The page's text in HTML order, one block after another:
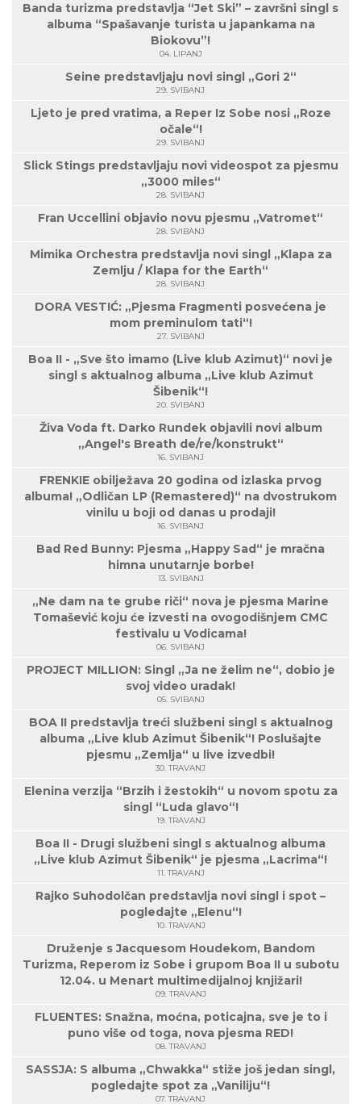
Banda turizma predstavlja “Jet Ski” – završni singl s
albuma “Spašavanje turista u japankama na
Biokovu”!
04. LIPANJ
Seine predstavljaju novi singl „Gori 2“
29. SVIBANJ
Ljeto je pred vratima, a Reper Iz Sobe nosi „Roze
očale“!
29. SVIBANJ
Slick Stings predstavljaju novi videospot za pjesmu
„3000 miles“
28. SVIBANJ
Fran Uccellini objavio novu pjesmu „Vatromet“
28. SVIBANJ
Mimika Orchestra predstavlja novi singl „Klapa za
Zemlju / Klapa for the Earth“
28. SVIBANJ
DORA VESTIĆ: „Pjesma Fragmenti posvećena je
mom preminulom tati“!
27. SVIBANJ
Boa II - „Sve što imamo (Live klub Azimut)“ novi je
singl s aktualnog albuma „Live klub Azimut
Šibenik“!
20. SVIBANJ
Živa Voda ft. Darko Rundek objavili novi album
„Angel's Breath de/re/konstrukt“
16. SVIBANJ
FRENKIE obilježava 20 godina od izlaska prvog
albuma! „Odličan LP (Remastered)“ na dvostrukom
vinilu u boji od danas u prodaji!
16. SVIBANJ
Bad Red Bunny: Pjesma „Happy Sad“ je mračna
himna unutarnje borbe!
13. SVIBANJ
„Ne dam na te grube riči“ nova je pjesma Marine
Tomašević koju će izvesti na ovogodišnjem CMC
festivalu u Vodicama!
06. SVIBANJ
PROJECT MILLION: Singl „Ja ne želim ne“, dobio je
svoj video uradak!
05. SVIBANJ
BOA II predstavlja treći službeni singl s aktualnog
albuma „Live klub Azimut Šibenik“! Poslušajte
pjesmu „Zemlja“ u live izvedbi!
30. TRAVANJ
Elenina verzija “Brzih i žestokih“ u novom spotu za
singl “Luda glavo“!
19. TRAVANJ
Boa II - Drugi službeni singl s aktualnog albuma
„Live klub Azimut Šibenik“ je pjesma „Lacrima“!
11. TRAVANJ
Rajko Suhodolčan predstavlja novi singl i spot –
pogledajte „Elenu“!
10. TRAVANJ
Druženje s Jacquesom Houdekom, Bandom
Turizma, Reperom iz Sobe i grupom Boa II u subotu
12.04. u Menart multimedijalnoj knjižari!
09. TRAVANJ
FLUENTES: Snažna, moćna, poticajna, sve je to i
puno više od toga, nova pjesma RED!
08. TRAVANJ
SASSJA: S albuma „Chwakka“ stiže još jedan singl,
pogledajte spot za „Vaniliju“!
07. TRAVANJ